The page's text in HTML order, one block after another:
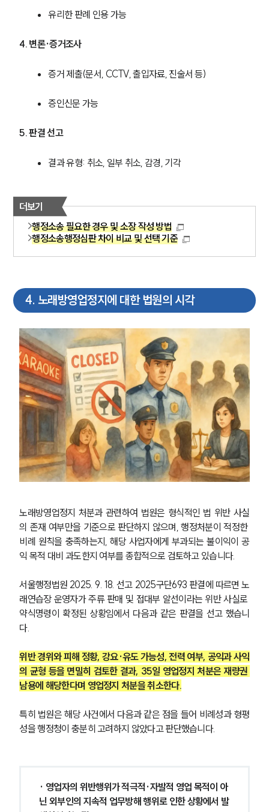
유리한 판례 인용 가능
4. 변론·증거조사
증거 제출(문서, CCTV, 출입자료, 진술서 등)
증인신문 가능
5. 판결 선고
결과 유형: 취소, 일부 취소, 감경, 기각
더보기
행정소송 필요한 경우 및 소장 작성 방법
행정소송행정심판 차이 비교 및 선택 기준
4. 노래방영업정지에 대한 법원의 시각
노래방영업정지 처분과 관련하여 법원은 형식적인 법 위반 사실
의 존재 여부만을 기준으로 판단하지 않으며, 행정처분이 적정한
비례 원칙을 충족하는지, 해당 사업자에게 부과되는 불이익이 공
익 목적 대비 과도한지 여부를 종합적으로 검토하고 있습니다.
서울행정법원 2025. 9. 18. 선고 2025구단693 판결에 따르면 노
래연습장 운영자가 주류 판매 및 접대부 알선이라는 위반 사실로
약식명령이 확정된 상황임에서 다음과 같은 판결을 선고 했습니
다.
위반 경위와 피해 정황, 강요·유도 가능성, 전력 여부, 공익과 사익
의 균형 등을 면밀히 검토한 결과, 35일 영업정지 처분은 재량권
남용에 해당한다며 영업정지 처분을 취소한다.
특히 법원은 해당 사건에서 다음과 같은 점을 들어 비례성과 형평
성을 행정청이 충분히 고려하지 않았다고 판단했습니다.
· 영업자의 위반행위가 적극적·자발적 영업 목적이 아
닌 외부인의 지속적 업무방해 행위로 인한 상황에서 발